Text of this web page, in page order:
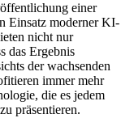
einer
Einsatz moderner KI-
nicht nur
das Ergebnis
der wachsenden
immer mehr
die es jedem
präsentieren.